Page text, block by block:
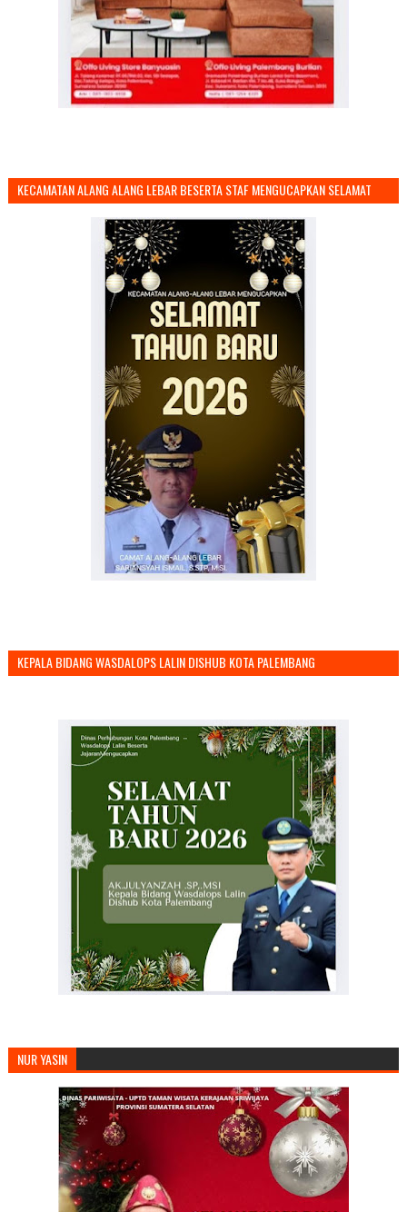
KECAMATAN ALANG ALANG LEBAR BESERTA STAF MENGUCAPKAN SELAMAT
KEPALA BIDANG WASDALOPS LALIN DISHUB KOTA PALEMBANG
NUR YASIN